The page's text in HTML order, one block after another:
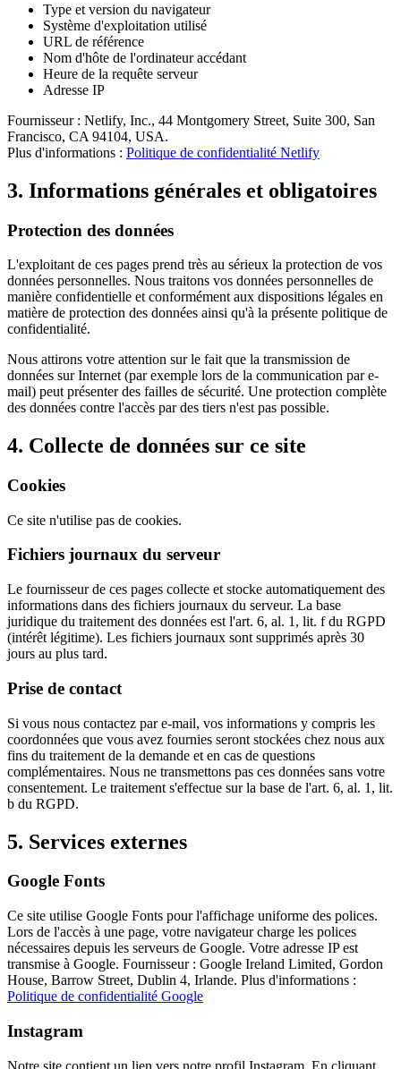
Type et version du navigateur
Système d'exploitation utilisé
URL de référence
Nom d'hôte de l'ordinateur accédant
Heure de la requête serveur
Adresse IP
Fournisseur : Netlify, Inc., 44 Montgomery Street, Suite 300, San
Francisco, CA 94104, USA.
Plus d'informations : Politique de confidentialité Netlify
3. Informations générales et obligatoires
Protection des données
L'exploitant de ces pages prend très au sérieux la protection de vos
données personnelles. Nous traitons vos données personnelles de
manière confidentielle et conformément aux dispositions légales en
matière de protection des données ainsi qu'à la présente politique de
confidentialité.
Nous attirons votre attention sur le fait que la transmission de
données sur Internet (par exemple lors de la communication par e-
mail) peut présenter des failles de sécurité. Une protection complète
des données contre l'accès par des tiers n'est pas possible.
4. Collecte de données sur ce site
Cookies
Ce site n'utilise pas de cookies.
Fichiers journaux du serveur
Le fournisseur de ces pages collecte et stocke automatiquement des
informations dans des fichiers journaux du serveur. La base
juridique du traitement des données est l'art. 6, al. 1, lit. f du RGPD
(intérêt légitime). Les fichiers journaux sont supprimés après 30
jours au plus tard.
Prise de contact
Si vous nous contactez par e-mail, vos informations y compris les
coordonnées que vous avez fournies seront stockées chez nous aux
fins du traitement de la demande et en cas de questions
complémentaires. Nous ne transmettons pas ces données sans votre
consentement. Le traitement s'effectue sur la base de l'art. 6, al. 1, lit.
b du RGPD.
5. Services externes
Google Fonts
Ce site utilise Google Fonts pour l'affichage uniforme des polices.
Lors de l'accès à une page, votre navigateur charge les polices
nécessaires depuis les serveurs de Google. Votre adresse IP est
transmise à Google. Fournisseur : Google Ireland Limited, Gordon
House, Barrow Street, Dublin 4, Irlande. Plus d'informations :
Politique de confidentialité Google
Instagram
Notre site contient un lien vers notre profil Instagram. En cliquant